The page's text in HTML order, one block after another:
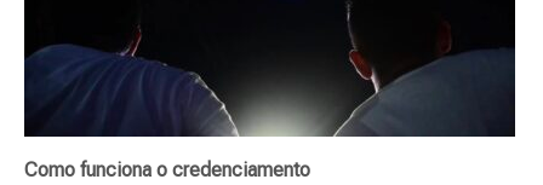
Como funciona o credenciamento